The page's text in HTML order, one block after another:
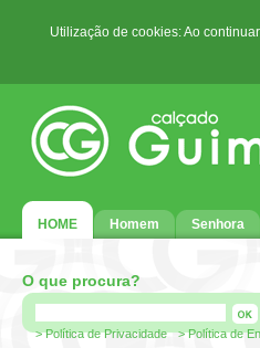
Utilização de cookies: Ao
HOME Homem Senhora
O que procura?
> Política de Privacidade > Política de